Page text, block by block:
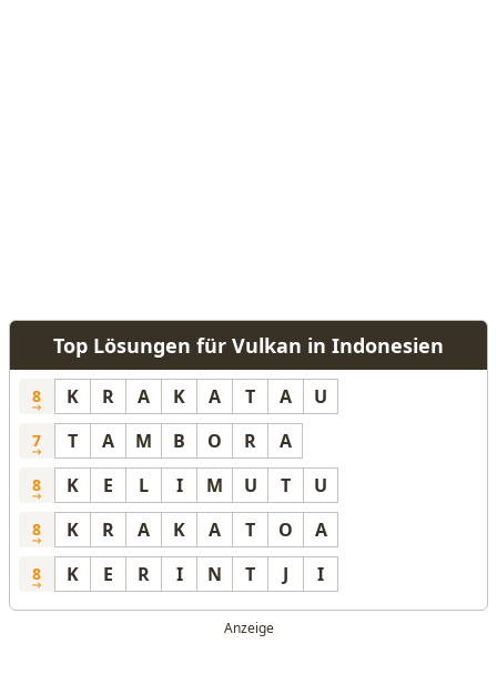
Top Lösungen für Vulkan in Indonesien
8 K R A K A T A U
7 T A M B O R A
8 K E L I M U T U
8 K R A K A T O A
8 K E R I N T J I